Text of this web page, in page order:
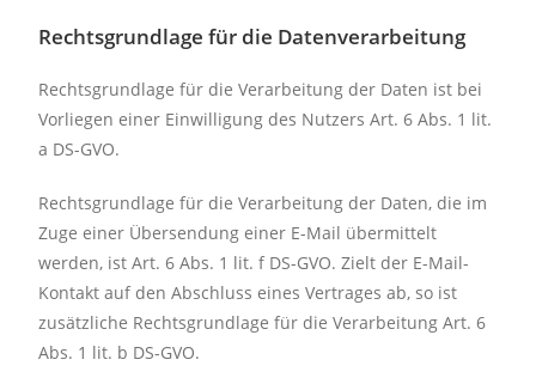
Rechtsgrundlage für die Datenverarbeitung
Rechtsgrundlage für die Verarbeitung der Daten ist bei
Vorliegen einer Einwilligung des Nutzers Art. 6 Abs. 1 lit.
a DS-GVO.
Rechtsgrundlage für die Verarbeitung der Daten, die im
Zuge einer Übersendung einer E-Mail übermittelt
werden, ist Art. 6 Abs. 1 lit. f DS-GVO. Zielt der E-Mail-
Kontakt auf den Abschluss eines Vertrages ab, so ist
zusätzliche Rechtsgrundlage für die Verarbeitung Art. 6
Abs. 1 lit. b DS-GVO.